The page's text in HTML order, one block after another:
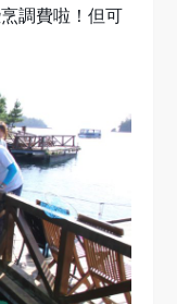
調費啦！但可